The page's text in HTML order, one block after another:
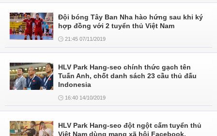
Đội bóng Tây Ban Nha hào hứng sau khi ký
hợp đồng với 2 tuyển thủ Việt Nam
21:45 07/11/2019
HLV Park Hang-seo chính thức gạch tên
Tuấn Anh, chốt danh sách 23 cầu thủ đấu
Indonesia
16:40 14/10/2019
HLV Park Hang-seo đột ngột cấm tuyển thủ
Việt Nam dùng mạng xã hội Facebook,